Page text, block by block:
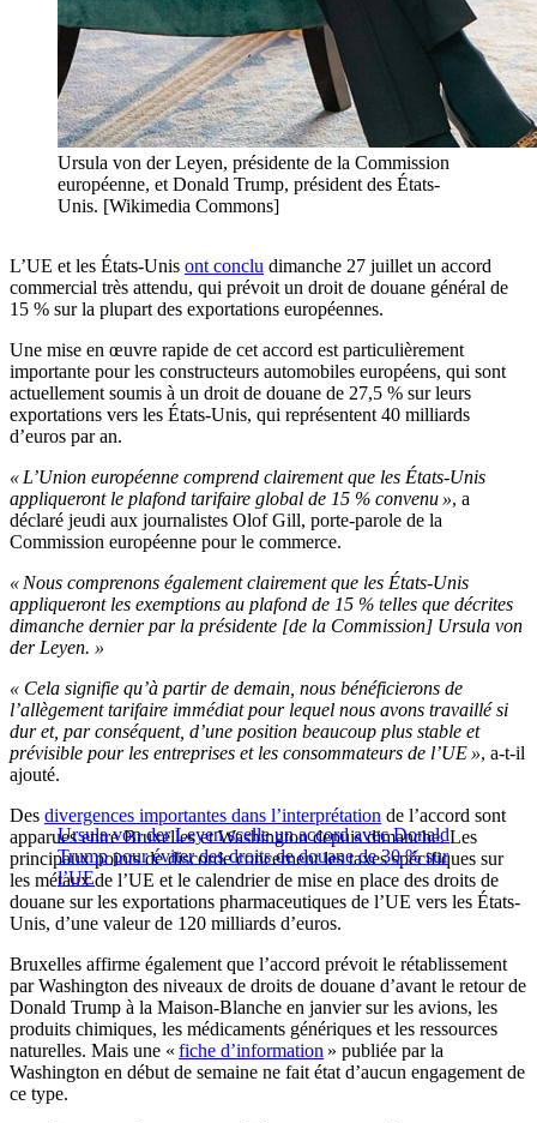
Ursula von der Leyen, présidente de la Commission
européenne, et Donald Trump, président des États-
Unis. [Wikimedia Commons]
L’UE et les États-Unis ont conclu dimanche 27 juillet un accord
commercial très attendu, qui prévoit un droit de douane général de
15 % sur la plupart des exportations européennes.
Une mise en œuvre rapide de cet accord est particulièrement
importante pour les constructeurs automobiles européens, qui sont
actuellement soumis à un droit de douane de 27,5 % sur leurs
exportations vers les États-Unis, qui représentent 40 milliards
d’euros par an.
« L’Union européenne comprend clairement que les États-Unis
appliqueront le plafond tarifaire global de 15 % convenu », a
déclaré jeudi aux journalistes Olof Gill, porte-parole de la
Commission européenne pour le commerce.
« Nous comprenons également clairement que les États-Unis
appliqueront les exemptions au plafond de 15 % telles que décrites
dimanche dernier par la présidente [de la Commission] Ursula von
der Leyen. »
« Cela signifie qu’à partir de demain, nous bénéficierons de
l’allègement tarifaire immédiat pour lequel nous avons travaillé si
dur et, par conséquent, d’une position beaucoup plus stable et
prévisible pour les entreprises et les consommateurs de l’UE », a-t-il
ajouté.
Ursula von der Leyen scelle un accord avec Donald
Trump pour éviter des droits de douane de 30 % sur
l’UE
Des divergences importantes dans l’interprétation de l’accord sont
apparues entre Bruxelles et Washington depuis dimanche. Les
principaux points de discorde concernent les taxes spécifiques sur
les métaux de l’UE et le calendrier de mise en place des droits de
douane sur les exportations pharmaceutiques de l’UE vers les États-
Unis, d’une valeur de 120 milliards d’euros.
Bruxelles affirme également que l’accord prévoit le rétablissement
par Washington des niveaux de droits de douane d’avant le retour de
Donald Trump à la Maison-Blanche en janvier sur les avions, les
produits chimiques, les médicaments génériques et les ressources
naturelles. Mais une « fiche d’information » publiée par la
Washington en début de semaine ne fait état d’aucun engagement de
ce type.